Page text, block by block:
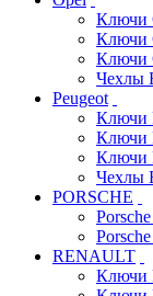
Ключи
Ключи
Ключи
Чехлы
Peugeot
Ключи
Ключи
Ключи
Чехлы
PORSCHE
RENAULT
Ключи